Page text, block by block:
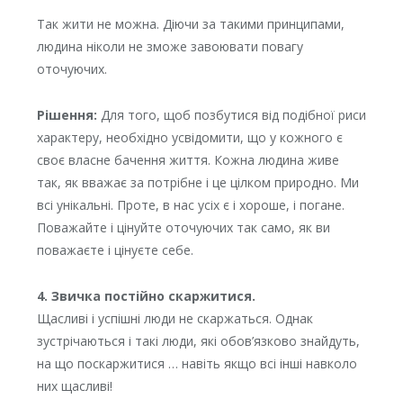
Так жити не можна. Діючи за такими принципами,
людина ніколи не зможе завоювати повагу
оточуючих.
Рішення: Для того, щоб позбутися від подібної риси
характеру, необхідно усвідомити, що у кожного є
своє власне бачення життя. Кожна людина живе
так, як вважає за потрібне і це цілком природно. Ми
всі унікальні. Проте, в нас усіх є і хороше, і погане.
Поважайте і цінуйте оточуючих так само, як ви
поважаєте і цінуєте себе.
4. Звичка постійно скаржитися.
Щасливі і успішні люди не скаржаться. Однак
зустрічаються і такі люди, які обов’язково знайдуть,
на що поскаржитися … навіть якщо всі інші навколо
них щасливі!